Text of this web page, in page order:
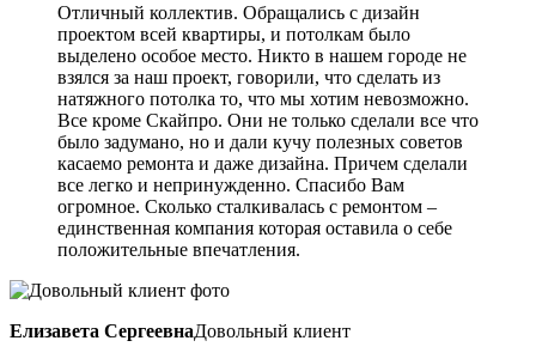
Отличный коллектив. Обращались с дизайн
проектом всей квартиры, и потолкам было
выделено особое место. Никто в нашем городе не
взялся за наш проект, говорили, что сделать из
натяжного потолка то, что мы хотим невозможно.
Все кроме Скайпро. Они не только сделали все что
было задумано, но и дали кучу полезных советов
касаемо ремонта и даже дизайна. Причем сделали
все легко и непринужденно. Спасибо Вам
огромное. Сколько сталкивалась с ремонтом –
единственная компания которая оставила о себе
положительные впечатления.
Елизавета СергеевнаДовольный клиент